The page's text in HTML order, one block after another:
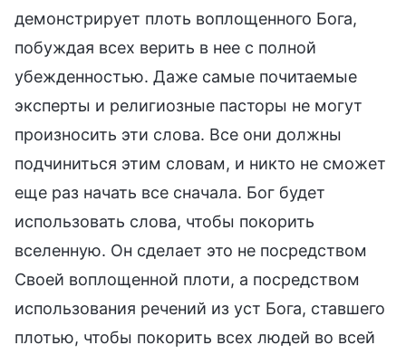
демонстрирует плоть воплощенного Бога,
побуждая всех верить в нее с полной
убежденностью. Даже самые почитаемые
эксперты и религиозные пасторы не могут
произносить эти слова. Все они должны
подчиниться этим словам, и никто не сможет
еще раз начать все сначала. Бог будет
использовать слова, чтобы покорить
вселенную. Он сделает это не посредством
Своей воплощенной плоти, а посредством
использования речений из уст Бога, ставшего
плотью, чтобы покорить всех людей во всей